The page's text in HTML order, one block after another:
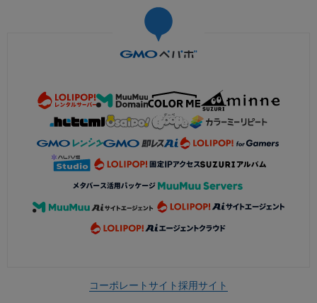
コーポレートサイト採用サイト